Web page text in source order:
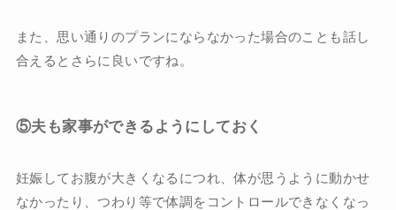
また、思い通りのプランにならなかった場合のことも話し
合えるとさらに良いですね。
⑤夫も家事ができるようにしておく
妊娠してお腹が大きくなるにつれ、体が思うように動かせ
なかったり、つわり等で体調をコントロールできなくなっ